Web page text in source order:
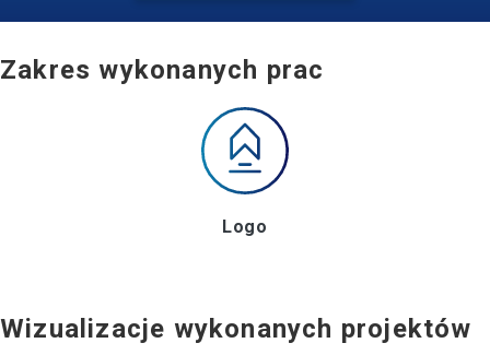
Zakres wykonanych prac
Logo
Wizualizacje wykonanych projektów